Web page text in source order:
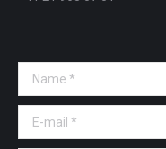
Name *
E-mail *